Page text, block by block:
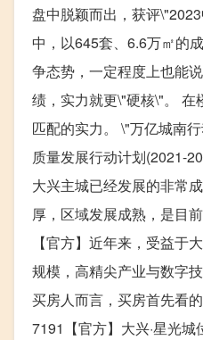
盘中脱颖而出，获评
中，以645套、6.6万㎡的
争态势，一定程度上也能
绩，实力就更\"硬核\"。 在
匹配的实力。 \"万亿城南
质量发展行动计划(2021-
大兴主城已经发展的非常
厚，区域发展成熟，是目
【官方】近年来，受益于
规模，高精尖产业与数字
买房人而言，买房首先看
7191【官方】大兴·星光